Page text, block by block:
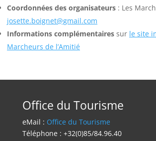
Coordonnées des organisateurs : Les
josette.boignet@gmail.com
Informations complémentaires sur le site
Marcheurs de l’Amitié
Office du Tourisme
eMail : Office du Tourisme
Téléphone : +32(0)85/84.96.40